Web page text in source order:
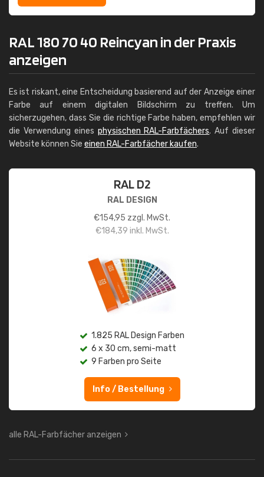
RAL 180 70 40 Reincyan in der Praxis
anzeigen
Es ist riskant, eine Entscheidung basierend auf der Anzeige einer
Farbe auf einem digitalen Bildschirm zu treffen. Um
sicherzugehen, dass Sie die richtige Farbe haben, empfehlen wir
die Verwendung eines physischen RAL-Farbfächers. Auf dieser
Website können Sie einen RAL-Farbfächer kaufen.
RAL D2
RAL DESIGN
€154,95 zzgl. MwSt.
€184,39 inkl. MwSt.
1.825 RAL Design Farben
6 x 30 cm, semi-matt
9 Farben pro Seite
Info / Bestellung
alle RAL-Farbfächer anzeigen